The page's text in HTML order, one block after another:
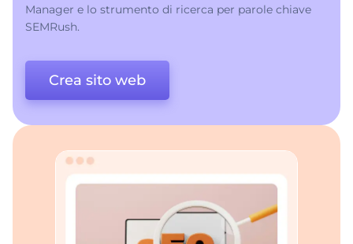
Manager e lo strumento di ricerca per parole chiave
SEMRush.
Crea sito web